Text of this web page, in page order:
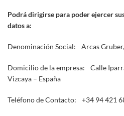
Podrá dirigirse para poder ejercer
datos a:
Denominación Social: Arcas Gruber,
Domicilio de la empresa: Calle
Vizcaya – España
Teléfono de Contacto: +34 94 421